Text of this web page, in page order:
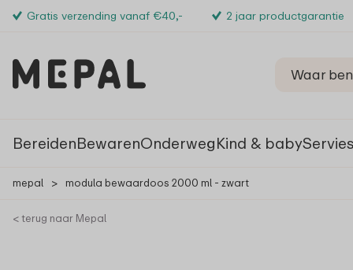
Gratis verzending vanaf €40,- 2 jaar productgarantie
BereidenBewarenOnderwegKind & babyServies
mepal > modula bewaardoos 2000 ml - zwart
< terug naar Mepal